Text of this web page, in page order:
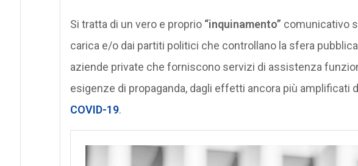
Si tratta di un vero e proprio “inquinamento” comunicativo
carica e/o dai partiti politici che controllano la sfera
aziende private che forniscono servizi di assistenza
esigenze di propaganda, dagli effetti ancora più amplificati
COVID-19.